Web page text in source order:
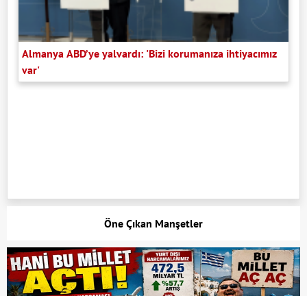
Almanya ABD’ye yalvardı: 'Bizi korumanıza ihtiyacımız
var'
Öne Çıkan Manşetler